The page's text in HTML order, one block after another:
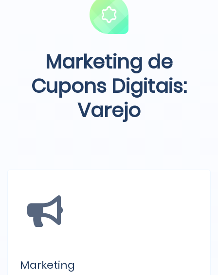
Marketing de
Cupons Digitais:
Varejo
Marketing